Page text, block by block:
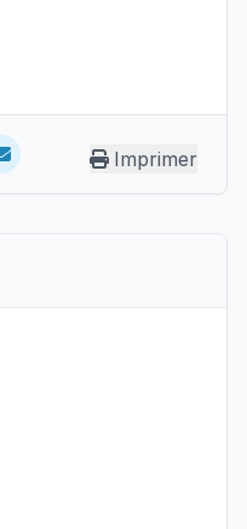
Imprimer